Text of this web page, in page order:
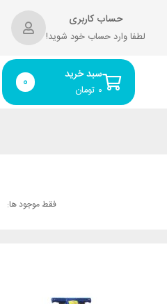
حساب کاربری
لطفا وارد حساب خود شوید!
سبد خرید
تومان ۰ 0
فقط موجود ها: